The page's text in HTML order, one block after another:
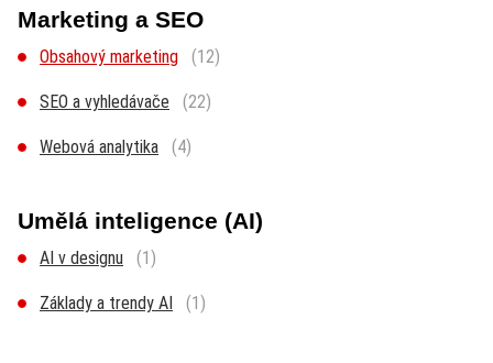
Marketing a SEO
Obsahový marketing (12)
SEO a vyhledávače (22)
Webová analytika (4)
Umělá inteligence (AI)
AI v designu (1)
Základy a trendy AI (1)